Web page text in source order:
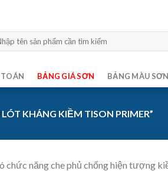
BẢNG GIÁ SƠN BẢNG MÀU SƠN
KHÁNG KIỀM TISON PRIMER”
chức năng che phủ chống hiện tượng